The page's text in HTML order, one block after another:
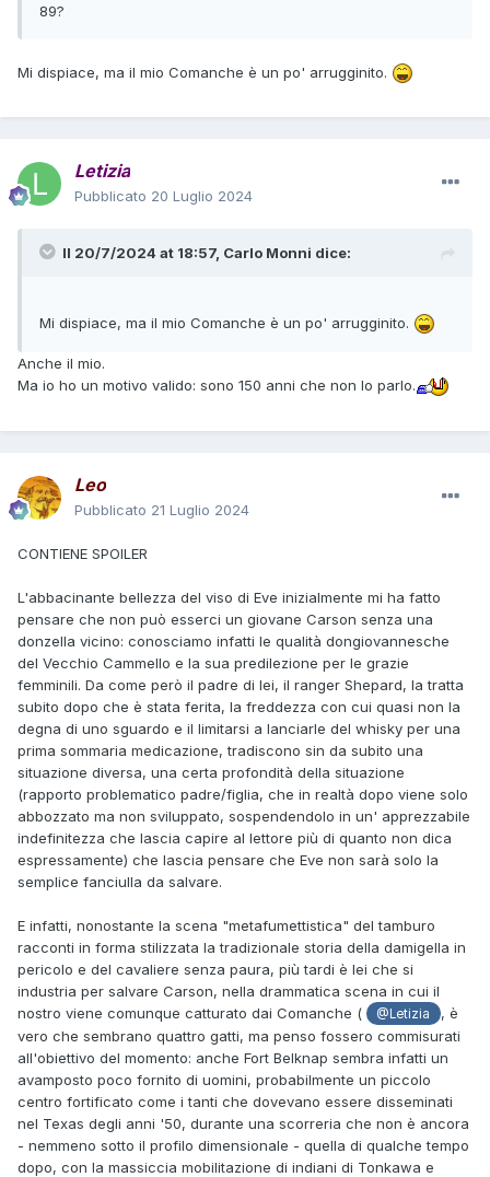
89?
Mi dispiace, ma il mio Comanche è un po' arrugginito.
Letizia
Pubblicato 20 Luglio 2024
Il 20/7/2024 at 18:57, Carlo Monni dice:
Mi dispiace, ma il mio Comanche è un po' arrugginito.
Anche il mio.
Ma io ho un motivo valido: sono 150 anni che non lo parlo.
Leo
Pubblicato 21 Luglio 2024
CONTIENE SPOILER
L'abbacinante bellezza del viso di Eve inizialmente mi ha fatto
pensare che non può esserci un giovane Carson senza una
donzella vicino: conosciamo infatti le qualità dongiovannesche
del Vecchio Cammello e la sua predilezione per le grazie
femminili. Da come però il padre di lei, il ranger Shepard, la tratta
subito dopo che è stata ferita, la freddezza con cui quasi non la
degna di uno sguardo e il limitarsi a lanciarle del whisky per una
prima sommaria medicazione, tradiscono sin da subito una
situazione diversa, una certa profondità della situazione
(rapporto problematico padre/figlia, che in realtà dopo viene solo
abbozzato ma non sviluppato, sospendendolo in un' apprezzabile
indefinitezza che lascia capire al lettore più di quanto non dica
espressamente) che lascia pensare che Eve non sarà solo la
semplice fanciulla da salvare.
E infatti, nonostante la scena "metafumettistica" del tamburo
racconti in forma stilizzata la tradizionale storia della damigella in
pericolo e del cavaliere senza paura, più tardi è lei che si
industria per salvare Carson, nella drammatica scena in cui il
nostro viene comunque catturato dai Comanche (
@Letizia
, è
vero che sembrano quattro gatti, ma penso fossero commisurati
all'obiettivo del momento: anche Fort Belknap sembra infatti un
avamposto poco fornito di uomini, probabilmente un piccolo
centro fortificato come i tanti che dovevano essere disseminati
nel Texas degli anni '50, durante una scorreria che non è ancora
- nemmeno sotto il profilo dimensionale - quella di qualche tempo
dopo, con la massiccia mobilitazione di indiani di Tonkawa e